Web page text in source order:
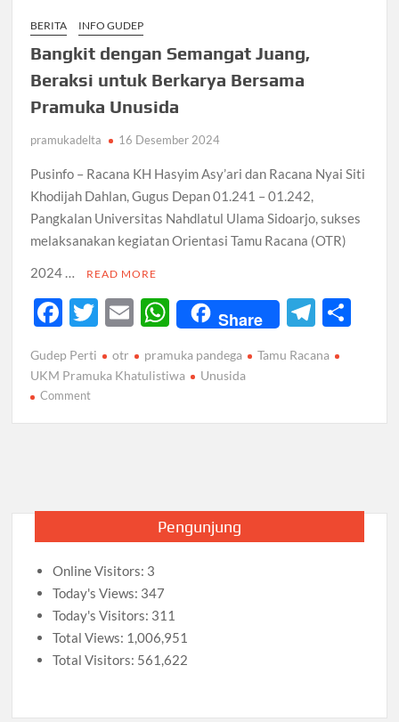
BERITA INFO GUDEP
Bangkit dengan Semangat Juang,
Beraksi untuk Berkarya Bersama
Pramuka Unusida
pramukadelta 16 Desember 2024
Pusinfo – Racana KH Hasyim Asy’ari dan Racana Nyai Siti
Khodijah Dahlan, Gugus Depan 01.241 – 01.242,
Pangkalan Universitas Nahdlatul Ulama Sidoarjo, sukses
melaksanakan kegiatan Orientasi Tamu Racana (OTR)
2024 …
READ MORE
F
e
b
o
T
itt
E
ail
W
at
A
Share
T
e
a
Gudep Perti otr pramuka pandega
Tamu Racana
UKM Pramuka Khatulistiwa
Unusida
Commenton
untuk
Pramuka
Unusida
Pengunjung
Online Visitors: 3
Today's Views: 347
Today's Visitors: 311
Total Views: 1,006,951
Total Visitors: 561,622